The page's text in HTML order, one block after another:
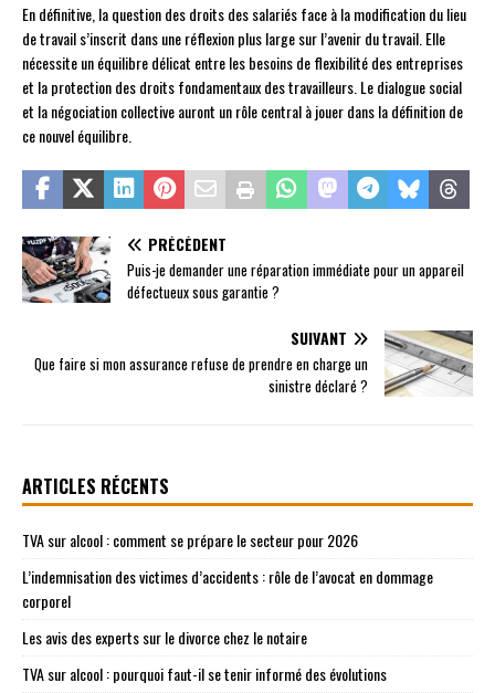
En définitive, la question des droits des salariés face à la modification du lieu
de travail s’inscrit dans une réflexion plus large sur l’avenir du travail. Elle
nécessite un équilibre délicat entre les besoins de flexibilité des entreprises
et la protection des droits fondamentaux des travailleurs. Le dialogue social
et la négociation collective auront un rôle central à jouer dans la définition de
ce nouvel équilibre.
PRÉCÉDENT
Puis-je demander une réparation immédiate pour un appareil
défectueux sous garantie ?
SUIVANT
Que faire si mon assurance refuse de prendre en charge un
sinistre déclaré ?
ARTICLES RÉCENTS
TVA sur alcool : comment se prépare le secteur pour 2026
L’indemnisation des victimes d’accidents : rôle de l’avocat en dommage
corporel
Les avis des experts sur le divorce chez le notaire
TVA sur alcool : pourquoi faut-il se tenir informé des évolutions